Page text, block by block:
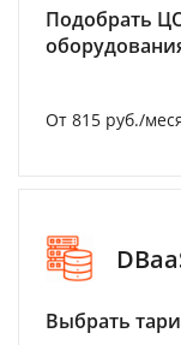
Подобрать
От 815 руб./
Выбрать